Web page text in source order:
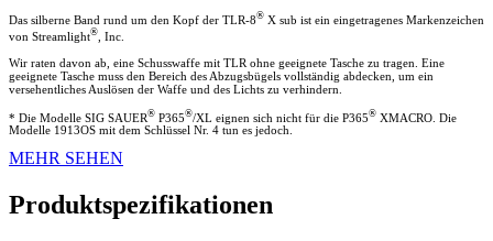
Das silberne Band rund um den Kopf der TLR-8® X sub ist ein eingetragenes Markenzeichen
von Streamlight® , Inc.
Wir raten davon ab, eine Schusswaffe mit TLR ohne geeignete Tasche zu tragen. Eine
geeignete Tasche muss den Bereich des Abzugsbügels vollständig abdecken, um ein
versehentliches Auslösen der Waffe und des Lichts zu verhindern.
* Die Modelle SIG SAUER® P365®/XL eignen sich nicht für die P365® XMACRO. Die
Modelle 1913OS mit dem Schlüssel Nr. 4 tun es jedoch.
MEHR SEHEN
Produktspezifikationen